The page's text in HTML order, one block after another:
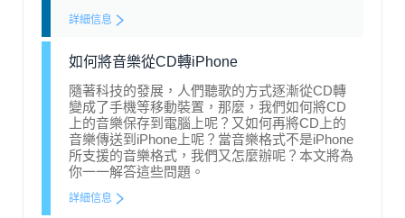
詳細信息
如何將音樂從CD轉iPhone
隨著科技的發展，人們聽歌的方式逐漸從CD轉
變成了手機等移動裝置，那麼，我們如何將CD
上的音樂保存到電腦上呢？又如何再將CD上的
音樂傳送到iPhone上呢？當音樂格式不是iPhone
所支援的音樂格式，我們又怎麼辦呢？本文將為
你一一解答這些問題。
詳細信息